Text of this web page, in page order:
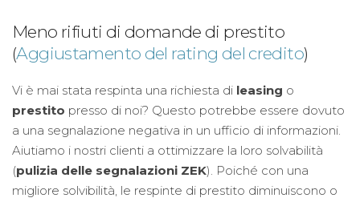
Meno rifiuti di domande di prestito
(Aggiustamento del rating del credito)
Vi è mai stata respinta una richiesta di leasing o
prestito presso di noi? Questo potrebbe essere dovuto
a una segnalazione negativa in un ufficio di informazioni.
Aiutiamo i nostri clienti a ottimizzare la loro solvabilità
(pulizia delle segnalazioni ZEK). Poiché con una
migliore solvibilità, le respinte di prestito diminuiscono o